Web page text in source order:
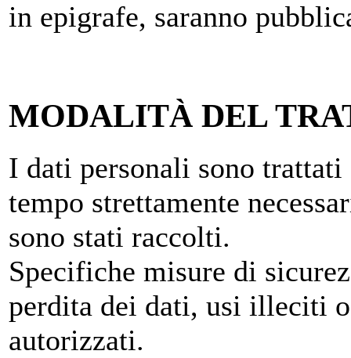
in epigrafe, saranno
MODALITÀ DEL
I dati personali sono
tempo strettamente
sono stati raccolti.
Specifiche misure di
perdita dei dati, usi illeciti
autorizzati.